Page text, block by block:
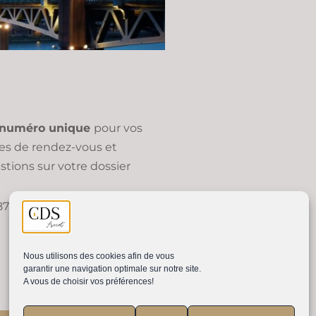
Nous utilisons des cookies afin de vous
garantir une navigation optimale sur notre site.
A vous de choisir vos préférences!
unique pour vos
de rendez-vous et
sur votre dossier
18 32 28